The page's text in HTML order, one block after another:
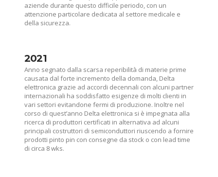
aziende durante questo difficile periodo, con un
attenzione particolare dedicata al settore medicale e
della sicurezza.
2021
Anno segnato dalla scarsa reperibilità di materie prime
causata dal forte incremento della domanda, Delta
elettronica grazie ad accordi decennali con alcuni partner
internazionali ha soddisfatto esigenze di molti clienti in
vari settori evitandone fermi di produzione. Inoltre nel
corso di quest’anno Delta elettronica si è impegnata alla
ricerca di produttori certificati in alternativa ad alcuni
principali costruttori di semiconduttori riuscendo a fornire
prodotti pinto pin con consegne da stock o con lead time
di circa 8 wks.